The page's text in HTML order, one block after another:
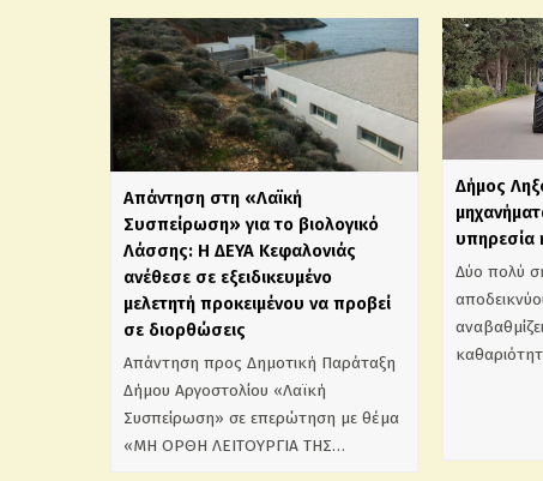
Απάντηση στη «Λαϊκή
Συσπείρωση» για το βιολογικό
Λάσσης: Η ΔΕΥΑ Κεφαλονιάς
ανέθεσε σε εξειδικευμένο
μελετητή προκειμένου να προβεί
σε διορθώσεις
Απάντηση προς Δημοτική Παράταξη
Δήμου Αργοστολίου «Λαϊκή
Συσπείρωση» σε επερώτηση με θέμα
«ΜΗ ΟΡΘΗ ΛΕΙΤΟΥΡΓΙΑ ΤΗΣ…
Δήμος
υπηρεσία
Δύο πολύ